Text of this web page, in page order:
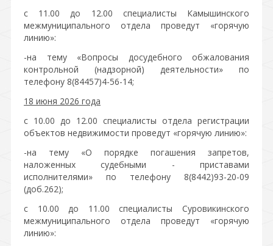
с 11.00 до 12.00 специалисты Камышинского
межмуниципального отдела проведут «горячую
линию»:
-на тему «Вопросы досудебного обжалования
контрольной (надзорной) деятельности» по
телефону 8(84457)4-56-14;
18 июня 2026 года
с 10.00 до 12.00 специалисты отдела регистрации
объектов недвижимости проведут «горячую линию»:
-на тему «О порядке погашения запретов,
наложенных судебными - приставами
исполнителями» по телефону 8(8442)93-20-09
(доб.262);
с 10.00 до 11.00 специалисты Суровикинского
межмуниципального отдела проведут «горячую
линию»: